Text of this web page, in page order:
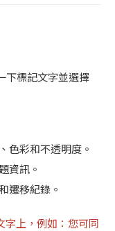
下標記文字並選擇
色彩和不透明度。
資訊。
遷移紀錄。
字上，例如：您可同